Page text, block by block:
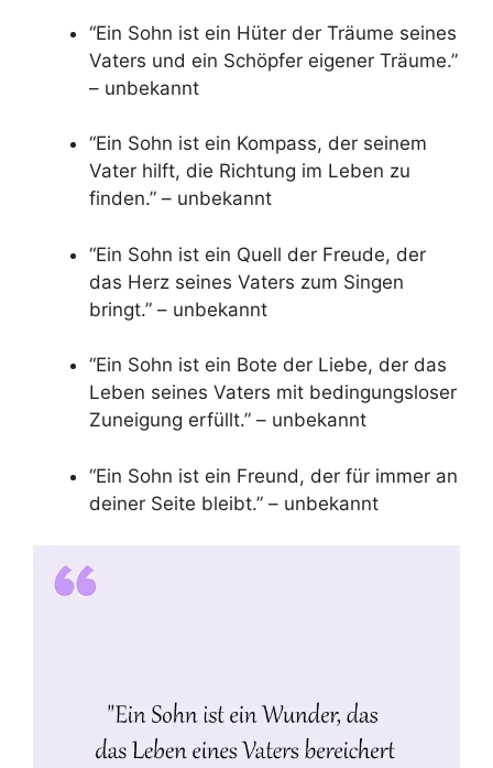
“Ein Sohn ist ein Hüter der Träume seines
Vaters und ein Schöpfer eigener Träume.”
– unbekannt
“Ein Sohn ist ein Kompass, der seinem
Vater hilft, die Richtung im Leben zu
finden.” – unbekannt
“Ein Sohn ist ein Quell der Freude, der
das Herz seines Vaters zum Singen
bringt.” – unbekannt
“Ein Sohn ist ein Bote der Liebe, der das
Leben seines Vaters mit bedingungsloser
Zuneigung erfüllt.” – unbekannt
“Ein Sohn ist ein Freund, der für immer an
deiner Seite bleibt.” – unbekannt